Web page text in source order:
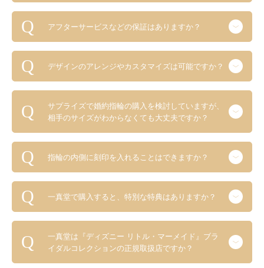
アフターサービスなどの保証はありますか？
デザインのアレンジやカスタマイズは可能ですか？
サプライズで婚約指輪の購入を検討していますが、
相手のサイズがわからなくても大丈夫ですか？
指輪の内側に刻印を入れることはできますか？
一真堂で購入すると、特別な特典はありますか？
一真堂は『ディズニー リトル・マーメイド』ブラ
イダルコレクションの正規取扱店ですか？